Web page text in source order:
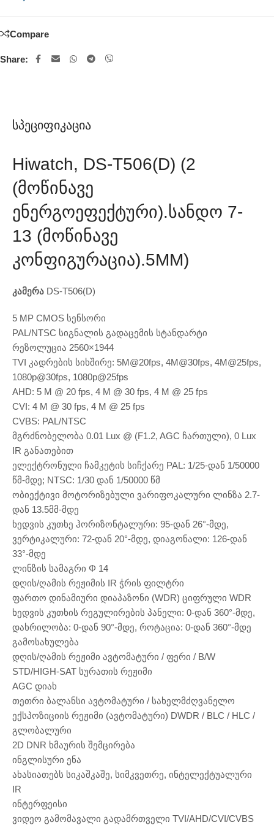
Compare
Share:
Სპეციფიკაცია
Hiwatch, DS-T506(D) (2
(მოწინავე
Ენერგოეფექტური).სანდო 7-
13 (მოწინავე
Კონფიგურაცია).5MM)
კამერა DS-T506(D)
5 MP CMOS სენსორი
PAL/NTSC სიგნალის გადაცემის სტანდარტი
რეზოლუცია 2560×1944
TVI კადრების სიხშირე: 5M@20fps, 4M@30fps, 4M@25fps,
1080p@30fps, 1080p@25fps
AHD: 5 M @ 20 fps, 4 M @ 30 fps, 4 M @ 25 fps
CVI: 4 M @ 30 fps, 4 M @ 25 fps
CVBS: PAL/NTSC
მგრძნობელობა 0.01 Lux @ (F1.2, AGC ჩართული), 0 Lux
IR განათებით
ელექტრონული ჩამკეტის სიჩქარე PAL: 1/25-დან 1/50000
წმ-მდე; NTSC: 1/30 დან 1/50000 წმ
ობიექტივი მოტორიზებული ვარიფოკალური ლინზა 2.7-
დან 13.5მმ-მდე
ხედვის კუთხე ჰორიზონტალური: 95-დან 26°-მდე,
ვერტიკალური: 72-დან 20°-მდე, დიაგონალი: 126-დან
33°-მდე
ლინზის სამაგრი Φ 14
დღის/ღამის რეჟიმის IR ჭრის ფილტრი
ფართო დინამიური დიაპაზონი (WDR) ციფრული WDR
ხედვის კუთხის რეგულირების პანელი: 0-დან 360°-მდე,
დახრილობა: 0-დან 90°-მდე, როტაცია: 0-დან 360°-მდე
გამოსახულება
დღის/ღამის რეჟიმი ავტომატური / ფერი / B/W
STD/HIGH-SAT სურათის რეჟიმი
AGC დიახ
თეთრი ბალანსი ავტომატური / სახელმძღვანელო
ექსპოზიციის რეჟიმი (ავტომატური) DWDR / BLC / HLC /
გლობალური
2D DNR ხმაურის შემცირება
ინგლისური ენა
ახასიათებს სიკაშკაშე, სიმკვეთრე, ინტელექტუალური
IR
ინტერფეისი
ვიდეო გამომავალი გადამრთველი TVI/AHD/CVI/CVBS